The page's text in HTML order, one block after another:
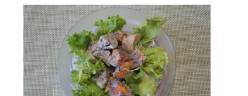
妊婦健診
お産について
親と子の結びつき支援